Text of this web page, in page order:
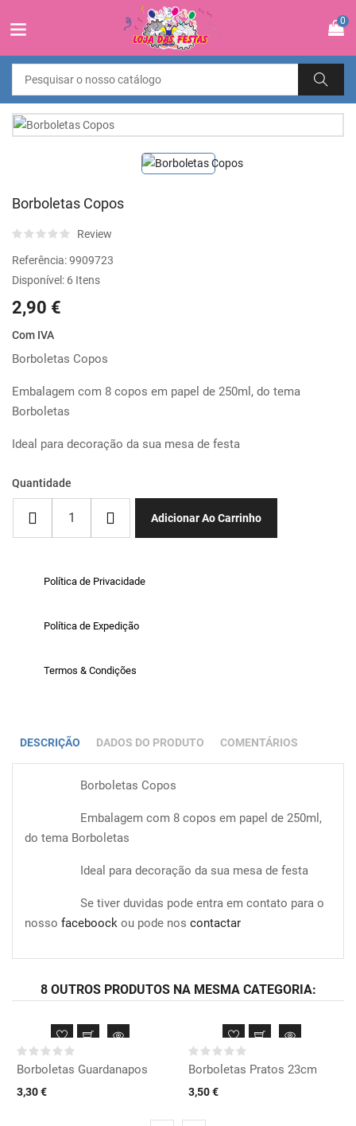
0
Borboletas Copos
Review
Referência:9909723
Disponível: 6 Itens
2,90 €
Com IVA
Borboletas Copos
Embalagem com 8 copos em papel de 250ml, do tema
Borboletas
Ideal para decoração da sua mesa de festa
Quantidade
Adicionar Ao Carrinho
Política de Privacidade
Política de Expedição
Termos & Condições
DESCRIÇÃO DADOS DO PRODUTO COMENTÁRIOS
Borboletas Copos
Embalagem com 8 copos em papel de 250ml,
do tema Borboletas
Ideal para decoração da sua mesa de festa
Se tiver duvidas pode entra em contato para o
nosso faceboock ou pode nos contactar
8 OUTROS PRODUTOS NA MESMA CATEGORIA:
Borboletas Guardanapos
3,30 €
Borboletas Pratos 23cm
3,50 €